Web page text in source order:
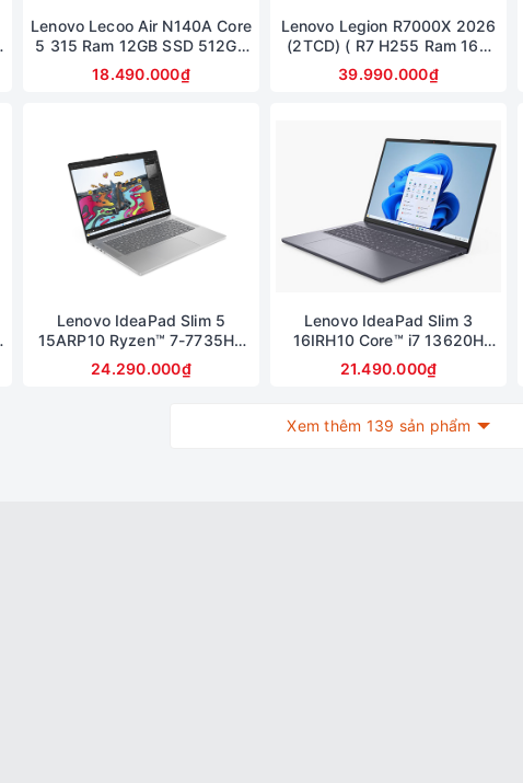
Lenovo Lecoo Air N140A Core
5 315 Ram 12GB SSD 512GB
Màn hình 14inch FullHD
18.490.000₫
Lenovo Legion R7000X 2026
(2TCD) ( R7 H255 Ram 16G
SSD 1TB RTX 5060 8G |
15.3in 2.5K OLED 165Hz )
39.990.000₫
Lenovo IdeaPad Slim 5
15ARP10 Ryzen™ 7-7735HS
Ram 16GB SSD 512GB AMD
Radeon™ 680M Màn hình
24.290.000₫
Lenovo IdeaPad Slim 3
16IRH10 Core™ i7 13620H
Ram 16GB SSD 512GB Intel®
UHD Graphics Màn hình
21.490.000₫
Xem thêm 139 sản phẩm